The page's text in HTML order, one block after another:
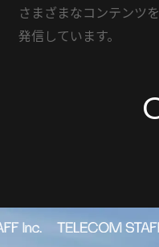
さまざまなコンテンツを
発信しています。